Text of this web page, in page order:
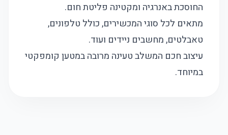
החוסכת באנרגיה ומקטינה פליטת חום.
מתאים לכל סוגי המכשירים, כולל טלפונים,
טאבלטים, מחשבים ניידים ועוד.
עיצוב חכם המשלב טעינה מרובה במטען קומפקטי
במיוחד.